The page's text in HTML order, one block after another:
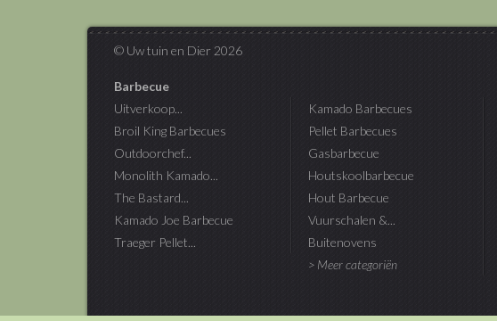
© Uw tuin en Dier 2026
Barbecue
Uitverkoop...
Broil King Barbecues
Outdoorchef...
Monolith Kamado...
The Bastard...
Kamado Joe Barbecue
Traeger Pellet...
Kamado Barbecues
Pellet Barbecues
Gasbarbecue
Houtskoolbarbecue
Hout Barbecue
Vuurschalen &...
Buitenovens
> Meer categoriën